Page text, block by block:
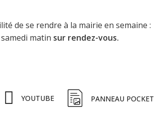
de se rendre à la mairie en semaine :
matin sur rendez-vous.
YOUTUBE PANNEAU POCKET